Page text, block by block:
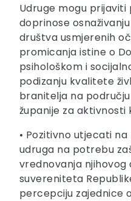
Udruge mogu
doprinose
društva usmjerenih
promicanja istine o
psihološkom i
podizanju kvalitete
branitelja na
županije za aktivnosti
• Pozitivno utjecati
udruga na potrebu
vrednovanja njihovog
suvereniteta
percepciju zajednice